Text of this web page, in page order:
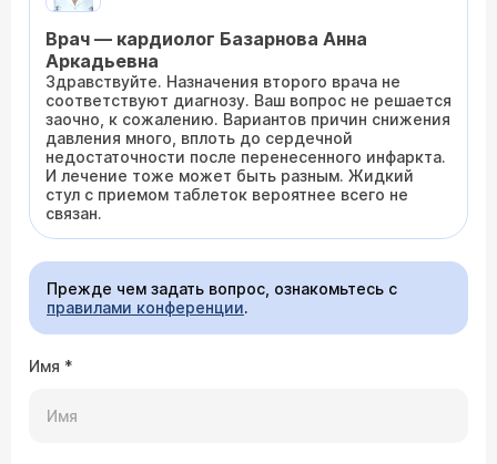
Врач — кардиолог Базарнова Анна
Аркадьевна
Здравствуйте. Назначения второго врача не
соответствуют диагнозу. Ваш вопрос не решается
заочно, к сожалению. Вариантов причин снижения
давления много, вплоть до сердечной
недостаточности после перенесенного инфаркта.
И лечение тоже может быть разным. Жидкий
стул с приемом таблеток вероятнее всего не
связан.
Прежде чем задать вопрос, ознакомьтесь с
правилами конференции.
Имя *